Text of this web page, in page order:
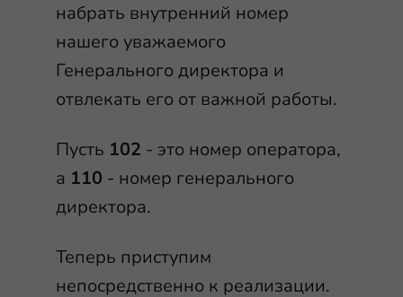
набрать внутренний номер
нашего уважаемого
Генерального директора и
отвлекать его от важной работы.
Пусть 102 - это номер оператора,
а 110 - номер генерального
директора.
Теперь приступим
непосредственно к реализации.